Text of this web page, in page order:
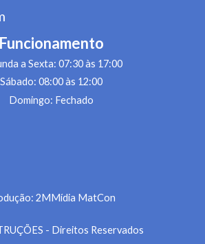
Funcionamento
a Sexta: 07:30 às 17:00
Sábado: 08:00 às 12:00
Domingo: Fechado
2MMídia MatCon
- Direitos Reservados